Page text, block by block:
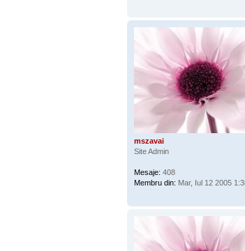
mszavai
Site Admin
Mesaje: 408
Membru din: Mar, Iul 12 2005